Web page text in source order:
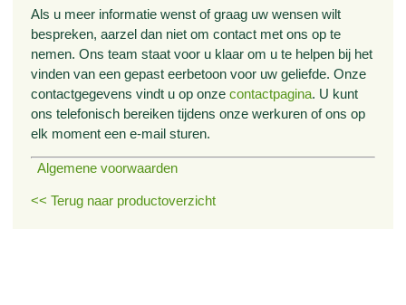
Als u meer informatie wenst of graag uw wensen wilt
bespreken, aarzel dan niet om contact met ons op te
nemen. Ons team staat voor u klaar om u te helpen bij het
vinden van een gepast eerbetoon voor uw geliefde. Onze
contactgegevens vindt u op onzecontactpagina. U kunt
ons telefonisch bereiken tijdens onze werkuren of ons op
elk moment een e-mail sturen.
Algemene voorwaarden
<< Terug naar productoverzicht